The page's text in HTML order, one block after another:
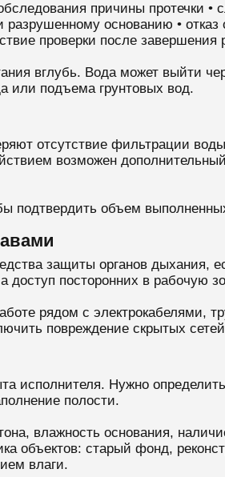
причины протечки •
основанию • отказ
проверки после завершения
вглубь. Вода может выйти
или подъема грунтовых вод.
отсутствие фильтрации
возможен
подтвердить объем
защиты органов дыхания,
посторонних в рабочую
рядом с электрокабелями,
повреждение скрытых
исполнителя. Нужно
полости.
влажность основания,
объектов: старый фонд,
влаги.